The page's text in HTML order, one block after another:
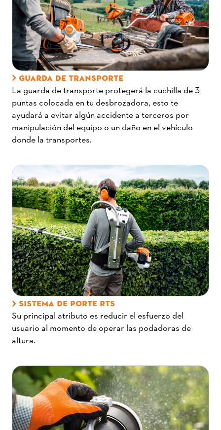
GUARDA DE TRANSPORTE
La guarda de transporte protegerá la cuchilla de 3
puntas colocada en tu desbrozadora, esto te
ayudará a evitar algún accidente a terceros por
manipulación del equipo o un daño en el vehículo
donde la transportes.
SISTEMA DE PORTE RTS
Su principal atributo es reducir el esfuerzo del
usuario al momento de operar las podadoras de
altura.